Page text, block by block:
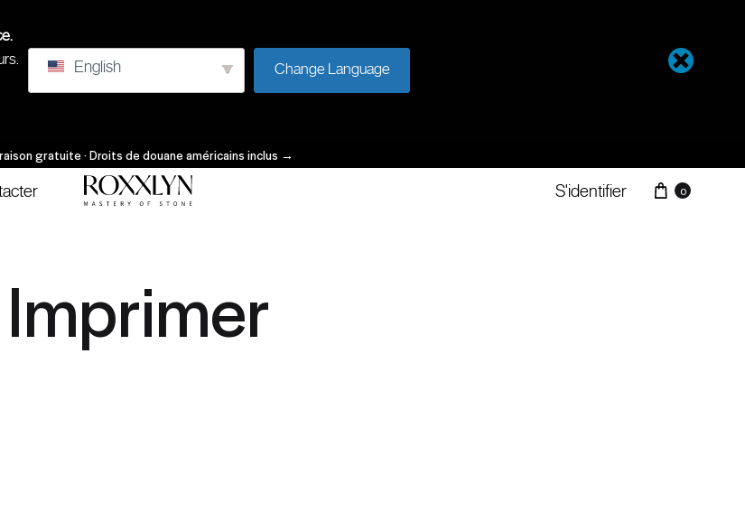
English Change Language
gratuite · Droits de douane américains inclus →
S'identifier 0
Imprimer